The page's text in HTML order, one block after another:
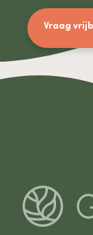
Vraag